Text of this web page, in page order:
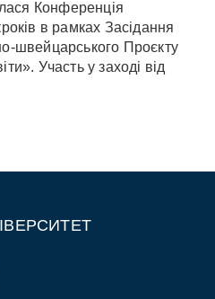
Конференція
в рамках Засідання
швейцарського Проєкту
Участь у заході від